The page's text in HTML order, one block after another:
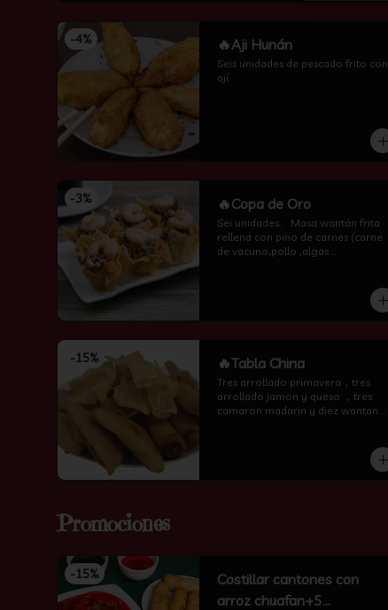
-4% 🔥Aji Hunán
Seis unidades de pescado frito con
ají.
-3% 🔥Copa de Oro
Sei unidades..   Masa wantán frita
rellena con pino de carnes (carne
de vacuno,pollo ,algas
-15% 🔥Tabla China
Tres arrollado primavera，tres
arrollado jamon y queso ，tres
camaron madarin y diez wantan
Promociones
-15%
Costillar cantones con
arroz chuafan+5